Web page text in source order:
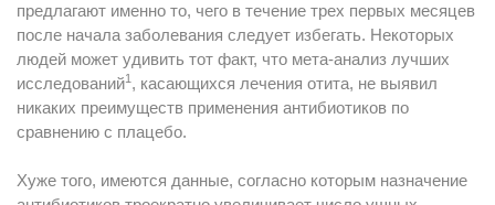
предлагают именно то, чего в течение трех первых месяцев
после начала заболевания следует избегать. Некоторых
людей может удивить тот факт, что мета-анализ лучших
исследований1 , касающихся лечения отита, не выявил
никаких преимуществ применения антибиотиков по
сравнению с плацебо.
Хуже того, имеются данные, согласно которым назначение